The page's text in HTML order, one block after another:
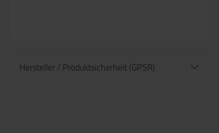
Hersteller / Produktsicherheit (GPSR)